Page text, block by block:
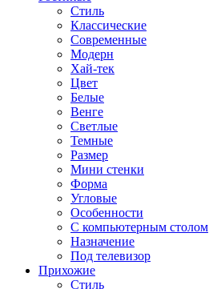
Стиль
Классические
Современные
Модерн
Хай-тек
Цвет
Белые
Венге
Светлые
Темные
Размер
Мини стенки
Форма
Угловые
Особенности
С компьютерным столом
Назначение
Под телевизор
Прихожие
Стиль